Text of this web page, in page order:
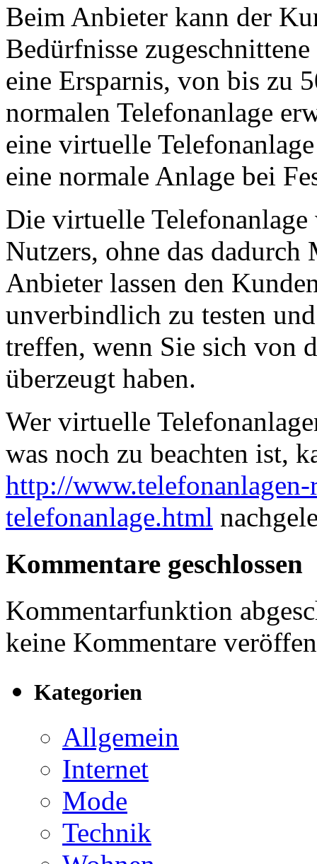
Beim Anbieter kann der
Bedürfnisse
eine Ersparnis, von bis zu
normalen Telefonanlage
eine virtuelle
eine normale Anlage bei
Die virtuelle Telefonanlage
Nutzers, ohne das dadurch
Anbieter lassen den
unverbindlich zu testen
treffen, wenn Sie sich von
überzeugt haben.
Wer virtuelle
was noch zu beachten ist,
http://
telefonanlage.html
Kommentare geschlossen
Kommentarfunktion
keine Kommentare
Kategorien
Allgemein
Internet
Mode
Technik